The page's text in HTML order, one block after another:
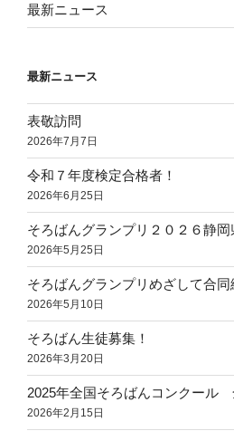
最新ニュース
最新ニュース
表敬訪問
2026年7月7日
令和７年度検定合格者！
2026年6月25日
そろばんグランプリ２０２６静岡
2026年5月25日
そろばんグランプリめざして合同
2026年5月10日
そろばん生徒募集！
2026年3月20日
2025年全国そろばんコンクール
2026年2月15日